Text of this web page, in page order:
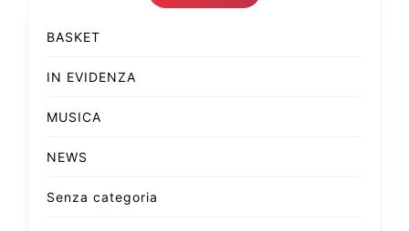
BASKET
IN EVIDENZA
MUSICA
NEWS
Senza categoria